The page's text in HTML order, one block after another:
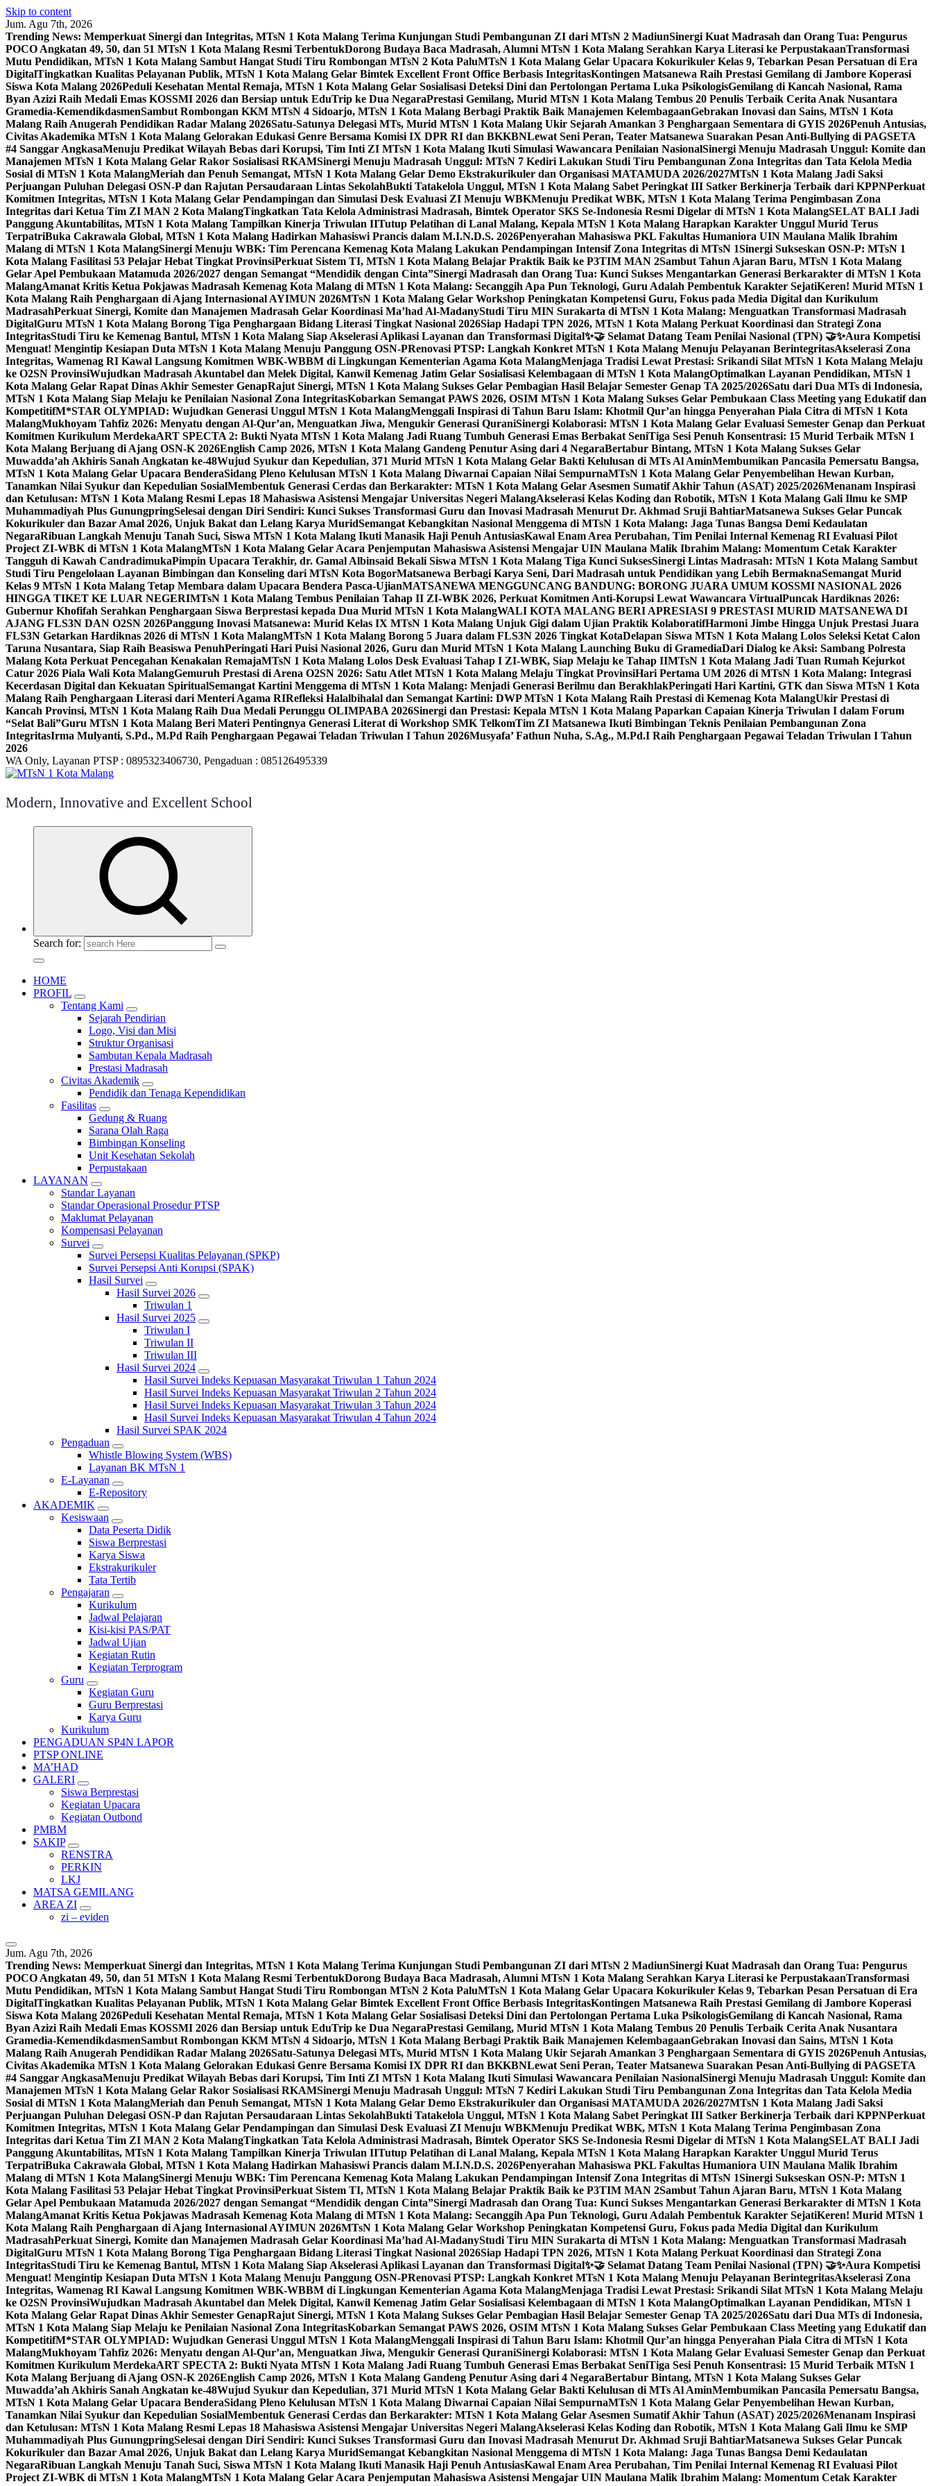
Skip to content
Jum. Agu 7th, 2026
Trending News: Memperkuat Sinergi dan Integritas, MTsN 1 Kota Malang Terima Kunjungan Studi Pembangunan ZI dari MTsN 2 MadiunSinergi Kuat Madrasah dan Orang Tua: Pengurus
POCO Angkatan 49, 50, dan 51 MTsN 1 Kota Malang Resmi TerbentukDorong Budaya Baca Madrasah, Alumni MTsN 1 Kota Malang Serahkan Karya Literasi ke PerpustakaanTransformasi
Mutu Pendidikan, MTsN 1 Kota Malang Sambut Hangat Studi Tiru Rombongan MTsN 2 Kota PaluMTsN 1 Kota Malang Gelar Upacara Kokurikuler Kelas 9, Tebarkan Pesan Persatuan di Era
DigitalTingkatkan Kualitas Pelayanan Publik, MTsN 1 Kota Malang Gelar Bimtek Excellent Front Office Berbasis IntegritasKontingen Matsanewa Raih Prestasi Gemilang di Jambore Koperasi
Siswa Kota Malang 2026Peduli Kesehatan Mental Remaja, MTsN 1 Kota Malang Gelar Sosialisasi Deteksi Dini dan Pertolongan Pertama Luka PsikologisGemilang di Kancah Nasional, Rama
Byan Azizi Raih Medali Emas KOSSMI 2026 dan Bersiap untuk EduTrip ke Dua NegaraPrestasi Gemilang, Murid MTsN 1 Kota Malang Tembus 20 Penulis Terbaik Cerita Anak Nusantara
Gramedia-KemendikdasmenSambut Rombongan KKM MTsN 4 Sidoarjo, MTsN 1 Kota Malang Berbagi Praktik Baik Manajemen KelembagaanGebrakan Inovasi dan Sains, MTsN 1 Kota
Malang Raih Anugerah Pendidikan Radar Malang 2026Satu-Satunya Delegasi MTs, Murid MTsN 1 Kota Malang Ukir Sejarah Amankan 3 Penghargaan Sementara di GYIS 2026Penuh Antusias,
Civitas Akademika MTsN 1 Kota Malang Gelorakan Edukasi Genre Bersama Komisi IX DPR RI dan BKKBNLewat Seni Peran, Teater Matsanewa Suarakan Pesan Anti-Bullying di PAGSETA
#4 Sanggar AngkasaMenuju Predikat Wilayah Bebas dari Korupsi, Tim Inti ZI MTsN 1 Kota Malang Ikuti Simulasi Wawancara Penilaian NasionalSinergi Menuju Madrasah Unggul: Komite dan
Manajemen MTsN 1 Kota Malang Gelar Rakor Sosialisasi RKAMSinergi Menuju Madrasah Unggul: MTsN 7 Kediri Lakukan Studi Tiru Pembangunan Zona Integritas dan Tata Kelola Media
Sosial di MTsN 1 Kota MalangMeriah dan Penuh Semangat, MTsN 1 Kota Malang Gelar Demo Ekstrakurikuler dan Organisasi MATAMUDA 2026/2027MTsN 1 Kota Malang Jadi Saksi
Perjuangan Puluhan Delegasi OSN-P dan Rajutan Persaudaraan Lintas SekolahBukti Tatakelola Unggul, MTsN 1 Kota Malang Sabet Peringkat III Satker Berkinerja Terbaik dari KPPNPerkuat
Komitmen Integritas, MTsN 1 Kota Malang Gelar Pendampingan dan Simulasi Desk Evaluasi ZI Menuju WBKMenuju Predikat WBK, MTsN 1 Kota Malang Terima Pengimbasan Zona
Integritas dari Ketua Tim ZI MAN 2 Kota MalangTingkatkan Tata Kelola Administrasi Madrasah, Bimtek Operator SKS Se-Indonesia Resmi Digelar di MTsN 1 Kota MalangSELAT BALI Jadi
Panggung Akuntabilitas, MTsN 1 Kota Malang Tampilkan Kinerja Triwulan IITutup Pelatihan di Lanal Malang, Kepala MTsN 1 Kota Malang Harapkan Karakter Unggul Murid Terus
TerpatriBuka Cakrawala Global, MTsN 1 Kota Malang Hadirkan Mahasiswi Prancis dalam M.I.N.D.S. 2026Penyerahan Mahasiswa PKL Fakultas Humaniora UIN Maulana Malik Ibrahim
Malang di MTsN 1 Kota MalangSinergi Menuju WBK: Tim Perencana Kemenag Kota Malang Lakukan Pendampingan Intensif Zona Integritas di MTsN 1Sinergi Sukseskan OSN-P: MTsN 1
Kota Malang Fasilitasi 53 Pelajar Hebat Tingkat ProvinsiPerkuat Sistem TI, MTsN 1 Kota Malang Belajar Praktik Baik ke P3TIM MAN 2Sambut Tahun Ajaran Baru, MTsN 1 Kota Malang
Gelar Apel Pembukaan Matamuda 2026/2027 dengan Semangat “Mendidik dengan Cinta”Sinergi Madrasah dan Orang Tua: Kunci Sukses Mengantarkan Generasi Berkarakter di MTsN 1 Kota
MalangAmanat Kritis Ketua Pokjawas Madrasah Kemenag Kota Malang di MTsN 1 Kota Malang: Secanggih Apa Pun Teknologi, Guru Adalah Pembentuk Karakter SejatiKeren! Murid MTsN 1
Kota Malang Raih Penghargaan di Ajang Internasional AYIMUN 2026MTsN 1 Kota Malang Gelar Workshop Peningkatan Kompetensi Guru, Fokus pada Media Digital dan Kurikulum
MadrasahPerkuat Sinergi, Komite dan Manajemen Madrasah Gelar Koordinasi Ma’had Al-MadanyStudi Tiru MIN Surakarta di MTsN 1 Kota Malang: Menguatkan Transformasi Madrasah
DigitalGuru MTsN 1 Kota Malang Borong Tiga Penghargaan Bidang Literasi Tingkat Nasional 2026Siap Hadapi TPN 2026, MTsN 1 Kota Malang Perkuat Koordinasi dan Strategi Zona
IntegritasStudi Tiru ke Kemenag Bantul, MTsN 1 Kota Malang Siap Akselerasi Aplikasi Layanan dan Transformasi Digital✨🤝 Selamat Datang Team Penilai Nasional (TPN) 🤝✨Aura Kompetisi
Menguat! Mengintip Kesiapan Duta MTsN 1 Kota Malang Menuju Panggung OSN-PRenovasi PTSP: Langkah Konkret MTsN 1 Kota Malang Menuju Pelayanan BerintegritasAkselerasi Zona
Integritas, Wamenag RI Kawal Langsung Komitmen WBK-WBBM di Lingkungan Kementerian Agama Kota MalangMenjaga Tradisi Lewat Prestasi: Srikandi Silat MTsN 1 Kota Malang Melaju
ke O2SN ProvinsiWujudkan Madrasah Akuntabel dan Melek Digital, Kanwil Kemenag Jatim Gelar Sosialisasi Kelembagaan di MTsN 1 Kota MalangOptimalkan Layanan Pendidikan, MTsN 1
Kota Malang Gelar Rapat Dinas Akhir Semester GenapRajut Sinergi, MTsN 1 Kota Malang Sukses Gelar Pembagian Hasil Belajar Semester Genap TA 2025/2026Satu dari Dua MTs di Indonesia,
MTsN 1 Kota Malang Siap Melaju ke Penilaian Nasional Zona IntegritasKobarkan Semangat PAWS 2026, OSIM MTsN 1 Kota Malang Sukses Gelar Pembukaan Class Meeting yang Edukatif dan
KompetitifM*STAR OLYMPIAD: Wujudkan Generasi Unggul MTsN 1 Kota MalangMenggali Inspirasi di Tahun Baru Islam: Khotmil Qur’an hingga Penyerahan Piala Citra di MTsN 1 Kota
MalangMukhoyam Tahfiz 2026: Menyatu dengan Al-Qur’an, Menguatkan Jiwa, Mengukir Generasi QuraniSinergi Kolaborasi: MTsN 1 Kota Malang Gelar Evaluasi Semester Genap dan Perkuat
Komitmen Kurikulum MerdekaART SPECTA 2: Bukti Nyata MTsN 1 Kota Malang Jadi Ruang Tumbuh Generasi Emas Berbakat SeniTiga Sesi Penuh Konsentrasi: 15 Murid Terbaik MTsN 1
Kota Malang Berjuang di Ajang OSN-K 2026English Camp 2026, MTsN 1 Kota Malang Gandeng Penutur Asing dari 4 NegaraBertabur Bintang, MTsN 1 Kota Malang Sukses Gelar
Muwadda’ah Akhiris Sanah Angkatan ke-48Wujud Syukur dan Kepedulian, 371 Murid MTsN 1 Kota Malang Gelar Bakti Kelulusan di MTs Al AminMembumikan Pancasila Pemersatu Bangsa,
MTsN 1 Kota Malang Gelar Upacara BenderaSidang Pleno Kelulusan MTsN 1 Kota Malang Diwarnai Capaian Nilai SempurnaMTsN 1 Kota Malang Gelar Penyembelihan Hewan Kurban,
Tanamkan Nilai Syukur dan Kepedulian SosialMembentuk Generasi Cerdas dan Berkarakter: MTsN 1 Kota Malang Gelar Asesmen Sumatif Akhir Tahun (ASAT) 2025/2026Menanam Inspirasi
dan Ketulusan: MTsN 1 Kota Malang Resmi Lepas 18 Mahasiswa Asistensi Mengajar Universitas Negeri MalangAkselerasi Kelas Koding dan Robotik, MTsN 1 Kota Malang Gali Ilmu ke SMP
Muhammadiyah Plus GunungpringSelesai dengan Diri Sendiri: Kunci Sukses Transformasi Guru dan Inovasi Madrasah Menurut Dr. Akhmad Sruji BahtiarMatsanewa Sukses Gelar Puncak
Kokurikuler dan Bazar Amal 2026, Unjuk Bakat dan Lelang Karya MuridSemangat Kebangkitan Nasional Menggema di MTsN 1 Kota Malang: Jaga Tunas Bangsa Demi Kedaulatan
NegaraRibuan Langkah Menuju Tanah Suci, Siswa MTsN 1 Kota Malang Ikuti Manasik Haji Penuh AntusiasKawal Enam Area Perubahan, Tim Penilai Internal Kemenag RI Evaluasi Pilot
Project ZI-WBK di MTsN 1 Kota MalangMTsN 1 Kota Malang Gelar Acara Penjemputan Mahasiswa Asistensi Mengajar UIN Maulana Malik Ibrahim Malang: Momentum Cetak Karakter
Tangguh di Kawah CandradimukaPimpin Upacara Terakhir, dr. Gamal Albinsaid Bekali Siswa MTsN 1 Kota Malang Tiga Kunci SuksesSinergi Lintas Madrasah: MTsN 1 Kota Malang Sambut
Studi Tiru Pengelolaan Layanan Bimbingan dan Konseling dari MTsN Kota BogorMatsanewa Berbagi Karya Seni, Dari Madrasah untuk Pendidikan yang Lebih BermaknaSemangat Murid
Kelas 9 MTsN 1 Kota Malang Tetap Membara dalam Upacara Bendera Pasca-UjianMATSANEWA MENGGUNCANG BANDUNG: BORONG JUARA UMUM KOSSMI NASIONAL 2026
HINGGA TIKET KE LUAR NEGERIMTsN 1 Kota Malang Tembus Penilaian Tahap II ZI-WBK 2026, Perkuat Komitmen Anti-Korupsi Lewat Wawancara VirtualPuncak Hardiknas 2026:
Gubernur Khofifah Serahkan Penghargaan Siswa Berprestasi kepada Dua Murid MTsN 1 Kota MalangWALI KOTA MALANG BERI APRESIASI 9 PRESTASI MURID MATSANEWA DI
AJANG FLS3N DAN O2SN 2026Panggung Inovasi Matsanewa: Murid Kelas IX MTsN 1 Kota Malang Unjuk Gigi dalam Ujian Praktik KolaboratifHarmoni Jimbe Hingga Unjuk Prestasi Juara
FLS3N Getarkan Hardiknas 2026 di MTsN 1 Kota MalangMTsN 1 Kota Malang Borong 5 Juara dalam FLS3N 2026 Tingkat KotaDelapan Siswa MTsN 1 Kota Malang Lolos Seleksi Ketat Calon
Taruna Nusantara, Siap Raih Beasiswa PenuhPeringati Hari Puisi Nasional 2026, Guru dan Murid MTsN 1 Kota Malang Launching Buku di GramediaDari Dialog ke Aksi: Sambang Polresta
Malang Kota Perkuat Pencegahan Kenakalan RemajaMTsN 1 Kota Malang Lolos Desk Evaluasi Tahap I ZI-WBK, Siap Melaju ke Tahap IIMTsN 1 Kota Malang Jadi Tuan Rumah Kejurkot
Catur 2026 Piala Wali Kota MalangGemuruh Prestasi di Arena O2SN 2026: Satu Atlet MTsN 1 Kota Malang Melaju Tingkat ProvinsiHari Pertama UM 2026 di MTsN 1 Kota Malang: Integrasi
Kecerdasan Digital dan Kekuatan SpiritualSemangat Kartini Menggema di MTsN 1 Kota Malang: Menjadi Generasi Berilmu dan BerakhlakPeringati Hari Kartini, GTK dan Siswa MTsN 1 Kota
Malang Raih Penghargaan Literasi dari Menteri Agama RIRefleksi Halalbihalal dan Semangat Kartini: DWP MTsN 1 Kota Malang Raih Prestasi di Kemenag Kota MalangUkir Prestasi di
Kancah Provinsi, MTsN 1 Kota Malang Raih Dua Medali Perunggu OLIMPABA 2026Sinergi dan Prestasi: Kepala MTsN 1 Kota Malang Paparkan Capaian Kinerja Triwulan I dalam Forum
“Selat Bali”Guru MTsN 1 Kota Malang Beri Materi Pentingnya Generasi Literat di Workshop SMK TelkomTim ZI Matsanewa Ikuti Bimbingan Teknis Penilaian Pembangunan Zona
IntegritasIrma Mulyanti, S.Pd., M.Pd Raih Penghargaan Pegawai Teladan Triwulan I Tahun 2026Musyafa’ Fathun Nuha, S.Ag., M.Pd.I Raih Penghargaan Pegawai Teladan Triwulan I Tahun
2026
WA Only, Layanan PTSP : 0895323406730, Pengaduan : 085126495339
Modern, Innovative and Excellent School
Search for:
HOME
PROFIL
Tentang Kami
Sejarah Pendirian
Logo, Visi dan Misi
Struktur Organisasi
Sambutan Kepala Madrasah
Prestasi Madrasah
Civitas Akademik
Pendidik dan Tenaga Kependidikan
Fasilitas
Gedung & Ruang
Sarana Olah Raga
Bimbingan Konseling
Unit Kesehatan Sekolah
Perpustakaan
LAYANAN
Standar Layanan
Standar Operasional Prosedur PTSP
Maklumat Pelayanan
Kompensasi Pelayanan
Survei
Survei Persepsi Kualitas Pelayanan (SPKP)
Survei Persepsi Anti Korupsi (SPAK)
Hasil Survei
Hasil Survei 2026
Triwulan 1
Hasil Survei 2025
Triwulan I
Triwulan II
Triwulan III
Hasil Survei 2024
Hasil Survei Indeks Kepuasan Masyarakat Triwulan 1 Tahun 2024
Hasil Survei Indeks Kepuasan Masyarakat Triwulan 2 Tahun 2024
Hasil Survei Indeks Kepuasan Masyarakat Triwulan 3 Tahun 2024
Hasil Survei Indeks Kepuasan Masyarakat Triwulan 4 Tahun 2024
Hasil Survei SPAK 2024
Pengaduan
Whistle Blowing System (WBS)
Layanan BK MTsN 1
E-Layanan
E-Repository
AKADEMIK
Kesiswaan
Data Peserta Didik
Siswa Berprestasi
Karya Siswa
Ekstrakurikuler
Tata Tertib
Pengajaran
Kurikulum
Jadwal Pelajaran
Kisi-kisi PAS/PAT
Jadwal Ujian
Kegiatan Rutin
Kegiatan Terprogram
Guru
Kegiatan Guru
Guru Berprestasi
Karya Guru
Kurikulum
PENGADUAN SP4N LAPOR
PTSP ONLINE
MA’HAD
GALERI
Siswa Berprestasi
Kegiatan Upacara
Kegiatan Outbond
PMBM
SAKIP
RENSTRA
PERKIN
LKJ
MATSA GEMILANG
AREA ZI
zi – eviden
Jum. Agu 7th, 2026
Trending News: Memperkuat Sinergi dan Integritas, MTsN 1 Kota Malang Terima Kunjungan Studi Pembangunan ZI dari MTsN 2 MadiunSinergi Kuat Madrasah dan Orang Tua: Pengurus
POCO Angkatan 49, 50, dan 51 MTsN 1 Kota Malang Resmi TerbentukDorong Budaya Baca Madrasah, Alumni MTsN 1 Kota Malang Serahkan Karya Literasi ke PerpustakaanTransformasi
Mutu Pendidikan, MTsN 1 Kota Malang Sambut Hangat Studi Tiru Rombongan MTsN 2 Kota PaluMTsN 1 Kota Malang Gelar Upacara Kokurikuler Kelas 9, Tebarkan Pesan Persatuan di Era
DigitalTingkatkan Kualitas Pelayanan Publik, MTsN 1 Kota Malang Gelar Bimtek Excellent Front Office Berbasis IntegritasKontingen Matsanewa Raih Prestasi Gemilang di Jambore Koperasi
Siswa Kota Malang 2026Peduli Kesehatan Mental Remaja, MTsN 1 Kota Malang Gelar Sosialisasi Deteksi Dini dan Pertolongan Pertama Luka PsikologisGemilang di Kancah Nasional, Rama
Byan Azizi Raih Medali Emas KOSSMI 2026 dan Bersiap untuk EduTrip ke Dua NegaraPrestasi Gemilang, Murid MTsN 1 Kota Malang Tembus 20 Penulis Terbaik Cerita Anak Nusantara
Gramedia-KemendikdasmenSambut Rombongan KKM MTsN 4 Sidoarjo, MTsN 1 Kota Malang Berbagi Praktik Baik Manajemen KelembagaanGebrakan Inovasi dan Sains, MTsN 1 Kota
Malang Raih Anugerah Pendidikan Radar Malang 2026Satu-Satunya Delegasi MTs, Murid MTsN 1 Kota Malang Ukir Sejarah Amankan 3 Penghargaan Sementara di GYIS 2026Penuh Antusias,
Civitas Akademika MTsN 1 Kota Malang Gelorakan Edukasi Genre Bersama Komisi IX DPR RI dan BKKBNLewat Seni Peran, Teater Matsanewa Suarakan Pesan Anti-Bullying di PAGSETA
#4 Sanggar AngkasaMenuju Predikat Wilayah Bebas dari Korupsi, Tim Inti ZI MTsN 1 Kota Malang Ikuti Simulasi Wawancara Penilaian NasionalSinergi Menuju Madrasah Unggul: Komite dan
Manajemen MTsN 1 Kota Malang Gelar Rakor Sosialisasi RKAMSinergi Menuju Madrasah Unggul: MTsN 7 Kediri Lakukan Studi Tiru Pembangunan Zona Integritas dan Tata Kelola Media
Sosial di MTsN 1 Kota MalangMeriah dan Penuh Semangat, MTsN 1 Kota Malang Gelar Demo Ekstrakurikuler dan Organisasi MATAMUDA 2026/2027MTsN 1 Kota Malang Jadi Saksi
Perjuangan Puluhan Delegasi OSN-P dan Rajutan Persaudaraan Lintas SekolahBukti Tatakelola Unggul, MTsN 1 Kota Malang Sabet Peringkat III Satker Berkinerja Terbaik dari KPPNPerkuat
Komitmen Integritas, MTsN 1 Kota Malang Gelar Pendampingan dan Simulasi Desk Evaluasi ZI Menuju WBKMenuju Predikat WBK, MTsN 1 Kota Malang Terima Pengimbasan Zona
Integritas dari Ketua Tim ZI MAN 2 Kota MalangTingkatkan Tata Kelola Administrasi Madrasah, Bimtek Operator SKS Se-Indonesia Resmi Digelar di MTsN 1 Kota MalangSELAT BALI Jadi
Panggung Akuntabilitas, MTsN 1 Kota Malang Tampilkan Kinerja Triwulan IITutup Pelatihan di Lanal Malang, Kepala MTsN 1 Kota Malang Harapkan Karakter Unggul Murid Terus
TerpatriBuka Cakrawala Global, MTsN 1 Kota Malang Hadirkan Mahasiswi Prancis dalam M.I.N.D.S. 2026Penyerahan Mahasiswa PKL Fakultas Humaniora UIN Maulana Malik Ibrahim
Malang di MTsN 1 Kota MalangSinergi Menuju WBK: Tim Perencana Kemenag Kota Malang Lakukan Pendampingan Intensif Zona Integritas di MTsN 1Sinergi Sukseskan OSN-P: MTsN 1
Kota Malang Fasilitasi 53 Pelajar Hebat Tingkat ProvinsiPerkuat Sistem TI, MTsN 1 Kota Malang Belajar Praktik Baik ke P3TIM MAN 2Sambut Tahun Ajaran Baru, MTsN 1 Kota Malang
Gelar Apel Pembukaan Matamuda 2026/2027 dengan Semangat “Mendidik dengan Cinta”Sinergi Madrasah dan Orang Tua: Kunci Sukses Mengantarkan Generasi Berkarakter di MTsN 1 Kota
MalangAmanat Kritis Ketua Pokjawas Madrasah Kemenag Kota Malang di MTsN 1 Kota Malang: Secanggih Apa Pun Teknologi, Guru Adalah Pembentuk Karakter SejatiKeren! Murid MTsN 1
Kota Malang Raih Penghargaan di Ajang Internasional AYIMUN 2026MTsN 1 Kota Malang Gelar Workshop Peningkatan Kompetensi Guru, Fokus pada Media Digital dan Kurikulum
MadrasahPerkuat Sinergi, Komite dan Manajemen Madrasah Gelar Koordinasi Ma’had Al-MadanyStudi Tiru MIN Surakarta di MTsN 1 Kota Malang: Menguatkan Transformasi Madrasah
DigitalGuru MTsN 1 Kota Malang Borong Tiga Penghargaan Bidang Literasi Tingkat Nasional 2026Siap Hadapi TPN 2026, MTsN 1 Kota Malang Perkuat Koordinasi dan Strategi Zona
IntegritasStudi Tiru ke Kemenag Bantul, MTsN 1 Kota Malang Siap Akselerasi Aplikasi Layanan dan Transformasi Digital✨🤝 Selamat Datang Team Penilai Nasional (TPN) 🤝✨Aura Kompetisi
Menguat! Mengintip Kesiapan Duta MTsN 1 Kota Malang Menuju Panggung OSN-PRenovasi PTSP: Langkah Konkret MTsN 1 Kota Malang Menuju Pelayanan BerintegritasAkselerasi Zona
Integritas, Wamenag RI Kawal Langsung Komitmen WBK-WBBM di Lingkungan Kementerian Agama Kota MalangMenjaga Tradisi Lewat Prestasi: Srikandi Silat MTsN 1 Kota Malang Melaju
ke O2SN ProvinsiWujudkan Madrasah Akuntabel dan Melek Digital, Kanwil Kemenag Jatim Gelar Sosialisasi Kelembagaan di MTsN 1 Kota MalangOptimalkan Layanan Pendidikan, MTsN 1
Kota Malang Gelar Rapat Dinas Akhir Semester GenapRajut Sinergi, MTsN 1 Kota Malang Sukses Gelar Pembagian Hasil Belajar Semester Genap TA 2025/2026Satu dari Dua MTs di Indonesia,
MTsN 1 Kota Malang Siap Melaju ke Penilaian Nasional Zona IntegritasKobarkan Semangat PAWS 2026, OSIM MTsN 1 Kota Malang Sukses Gelar Pembukaan Class Meeting yang Edukatif dan
KompetitifM*STAR OLYMPIAD: Wujudkan Generasi Unggul MTsN 1 Kota MalangMenggali Inspirasi di Tahun Baru Islam: Khotmil Qur’an hingga Penyerahan Piala Citra di MTsN 1 Kota
MalangMukhoyam Tahfiz 2026: Menyatu dengan Al-Qur’an, Menguatkan Jiwa, Mengukir Generasi QuraniSinergi Kolaborasi: MTsN 1 Kota Malang Gelar Evaluasi Semester Genap dan Perkuat
Komitmen Kurikulum MerdekaART SPECTA 2: Bukti Nyata MTsN 1 Kota Malang Jadi Ruang Tumbuh Generasi Emas Berbakat SeniTiga Sesi Penuh Konsentrasi: 15 Murid Terbaik MTsN 1
Kota Malang Berjuang di Ajang OSN-K 2026English Camp 2026, MTsN 1 Kota Malang Gandeng Penutur Asing dari 4 NegaraBertabur Bintang, MTsN 1 Kota Malang Sukses Gelar
Muwadda’ah Akhiris Sanah Angkatan ke-48Wujud Syukur dan Kepedulian, 371 Murid MTsN 1 Kota Malang Gelar Bakti Kelulusan di MTs Al AminMembumikan Pancasila Pemersatu Bangsa,
MTsN 1 Kota Malang Gelar Upacara BenderaSidang Pleno Kelulusan MTsN 1 Kota Malang Diwarnai Capaian Nilai SempurnaMTsN 1 Kota Malang Gelar Penyembelihan Hewan Kurban,
Tanamkan Nilai Syukur dan Kepedulian SosialMembentuk Generasi Cerdas dan Berkarakter: MTsN 1 Kota Malang Gelar Asesmen Sumatif Akhir Tahun (ASAT) 2025/2026Menanam Inspirasi
dan Ketulusan: MTsN 1 Kota Malang Resmi Lepas 18 Mahasiswa Asistensi Mengajar Universitas Negeri MalangAkselerasi Kelas Koding dan Robotik, MTsN 1 Kota Malang Gali Ilmu ke SMP
Muhammadiyah Plus GunungpringSelesai dengan Diri Sendiri: Kunci Sukses Transformasi Guru dan Inovasi Madrasah Menurut Dr. Akhmad Sruji BahtiarMatsanewa Sukses Gelar Puncak
Kokurikuler dan Bazar Amal 2026, Unjuk Bakat dan Lelang Karya MuridSemangat Kebangkitan Nasional Menggema di MTsN 1 Kota Malang: Jaga Tunas Bangsa Demi Kedaulatan
NegaraRibuan Langkah Menuju Tanah Suci, Siswa MTsN 1 Kota Malang Ikuti Manasik Haji Penuh AntusiasKawal Enam Area Perubahan, Tim Penilai Internal Kemenag RI Evaluasi Pilot
Project ZI-WBK di MTsN 1 Kota MalangMTsN 1 Kota Malang Gelar Acara Penjemputan Mahasiswa Asistensi Mengajar UIN Maulana Malik Ibrahim Malang: Momentum Cetak Karakter